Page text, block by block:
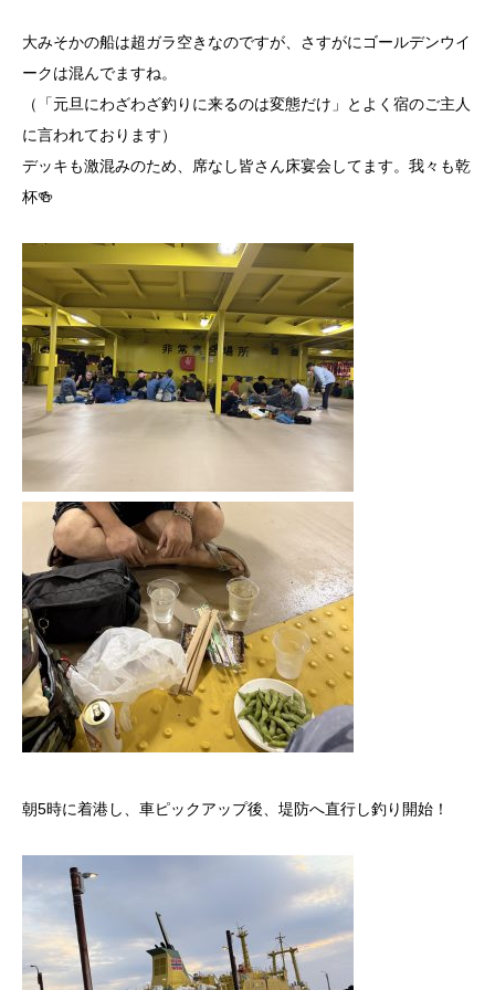
大みそかの船は超ガラ空きなのですが、さすがにゴールデンウイ
ークは混んでますね。
（「元旦にわざわざ釣りに来るのは変態だけ」とよく宿のご主人
に言われております）
デッキも激混みのため、席なし皆さん床宴会してます。我々も乾
杯🍻
朝5時に着港し、車ピックアップ後、堤防へ直行し釣り開始！